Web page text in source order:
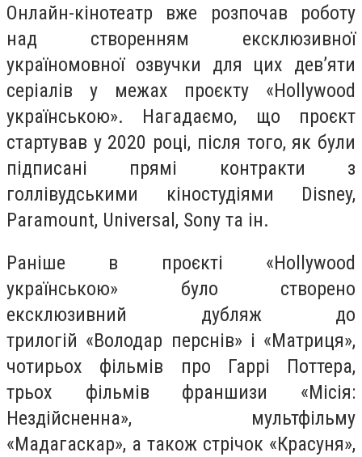
Онлайн-кінотеатр вже розпочав роботу
над створенням ексклюзивної
україномовної озвучки для цих дев’яти
серіалів у межах проєкту «Hollywood
українською». Нагадаємо, що проєкт
стартував у 2020 році, після того, як були
підписані прямі контракти з
голлівудськими кіностудіями Disney,
Paramount, Universal, Sony та ін.
Раніше в проєкті «Hollywood
українською» було створено
ексклюзивний дубляж до
трилогій «Володар перснів» і «Матриця»,
чотирьох фільмів про Гаррі Поттера,
трьох фільмів франшизи «Місія:
Нездійсненна», мультфільму
«Мадагаскар», а також стрічок «Красуня»,